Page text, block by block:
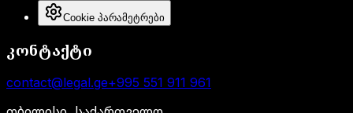
Cookie პარამეტრები
კონტაქტი
contact@legal.ge+995 551 911 961